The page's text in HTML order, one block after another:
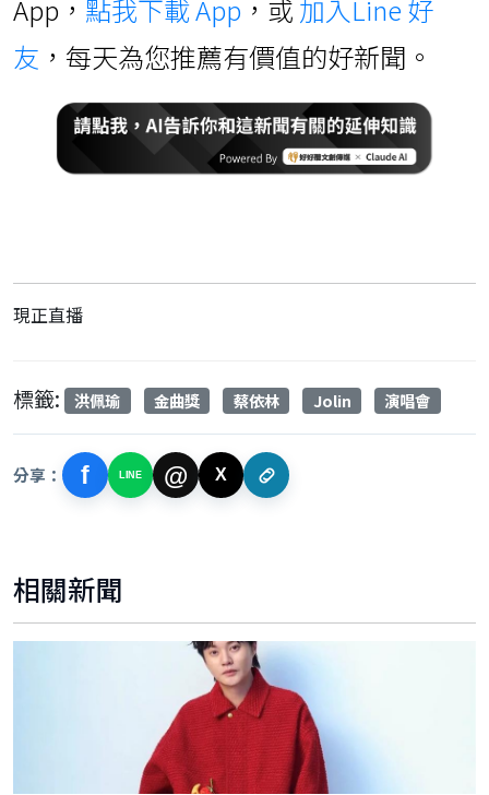
App， 點我下載 App ，或 加入Line 好
友 ，每天為您推薦有價值的好新聞。
現正直播
標籤: 洪佩瑜 金曲獎 蔡依林 Jolin 演唱會
分享： f LINE @ X
相關新聞